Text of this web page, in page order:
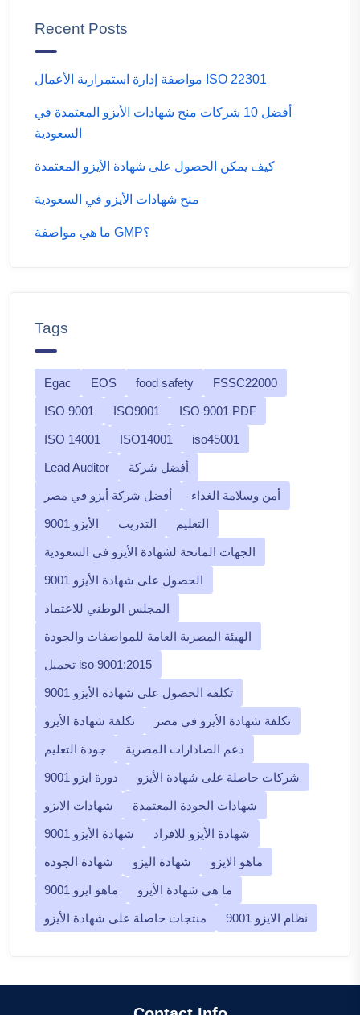
Recent Posts
مواصفة إدارة استمرارية الأعمال ISO 22301
أفضل 10 شركات منح شهادات الأيزو المعتمدة في
السعودية
كيف يمكن الحصول على شهادة الأيزو المعتمدة
منح شهادات الأيزو في السعودية
ما هي مواصفة GMP؟
Tags
Egac EOS food safety FSSC22000
ISO 9001 ISO9001 ISO 9001 PDF
ISO 14001 ISO14001 iso45001
Lead Auditor أفضل شركة
أفضل شركة أيزو في مصر أمن وسلامة الغذاء
الأيزو 9001 التدريب التعليم
الجهات المانحة لشهادة الأيزو في السعودية
الحصول على شهادة الأيزو 9001
المجلس الوطني للاعتماد
الهيئة المصرية العامة للمواصفات والجودة
تحميل iso 9001:2015
تكلفة الحصول على شهادة الأيزو 9001
تكلفة شهادة الأيزو تكلفة شهادة الأيزو في مصر
جودة التعليم دعم الصادارات المصرية
دورة ايزو 9001 شركات حاصلة على شهادة الأيزو
شهادات الايزو شهادات الجودة المعتمدة
شهادة الأيزو 9001 شهادة الأيزو للافراد
شهادة الجوده شهادة اليزو ماهو الايزو
ماهو ايزو 9001 ما هي شهادة الأيزو
منتجات حاصلة على شهادة الأيزو نظام الايزو 9001